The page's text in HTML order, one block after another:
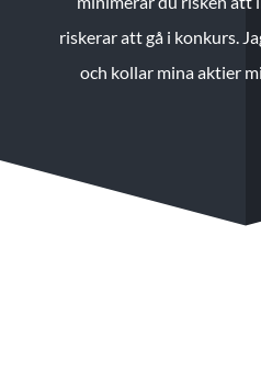
riskerar att gå i konkurs.
och kollar mina aktier